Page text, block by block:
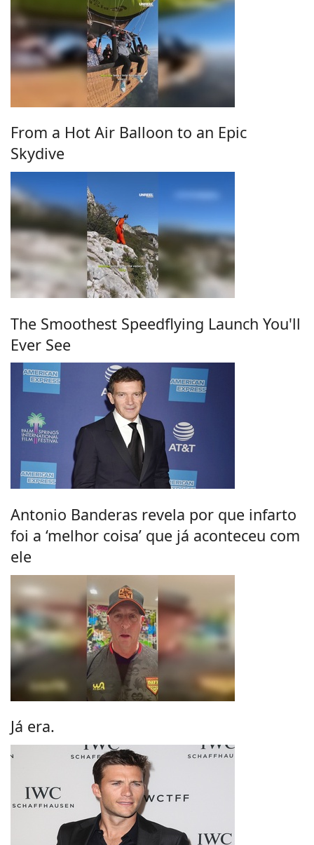
From a Hot Air Balloon to an Epic
Skydive
The Smoothest Speedflying Launch You'll
Ever See
Antonio Banderas revela por que infarto
foi a ‘melhor coisa’ que já aconteceu com
ele
Já era.